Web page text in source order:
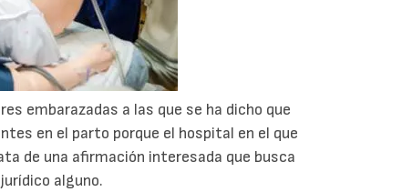
embarazadas a las que se ha dicho que
en el parto porque el hospital en el que
de una afirmación interesada que busca
alguno.